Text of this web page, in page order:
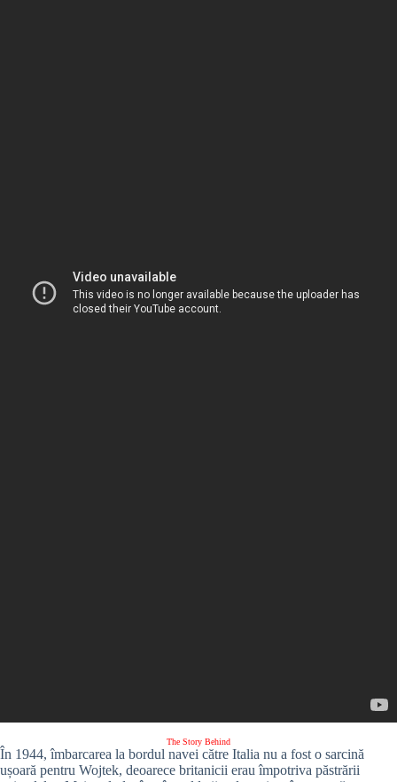
The Story Behind
În 1944, îmbarcarea la bordul navei către Italia nu a fost o sarcină
ușoară pentru Wojtek, deoarece britanicii erau împotriva păstrării